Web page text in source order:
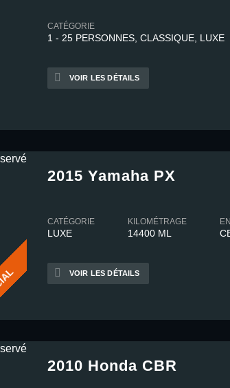
CATÉGORIE
1 - 25 PERSONNES, CLASSIQUE, LUXE
VOIR LES DÉTAILS
2015 Yamaha PX
CATÉGORIE
LUXE
KILOMÉTRAGE
14400 ML
VOIR LES DÉTAILS
2010 Honda CBR